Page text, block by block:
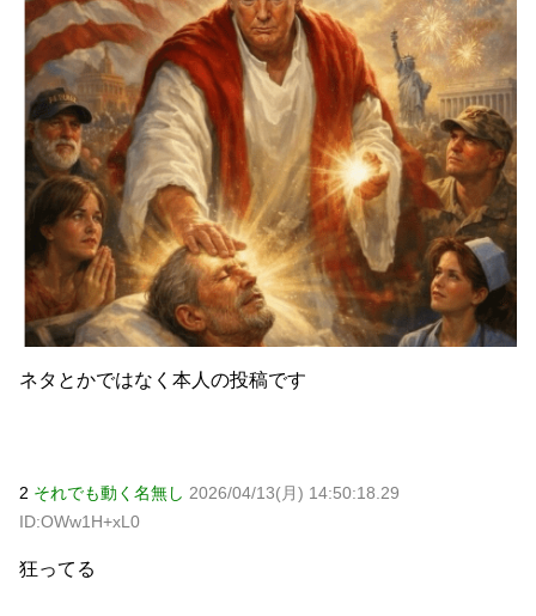
ネタとかではなく本人の投稿です
2 それでも動く名無し 2026/04/13(月) 14:50:18.29
ID:OWw1H+xL0
狂ってる